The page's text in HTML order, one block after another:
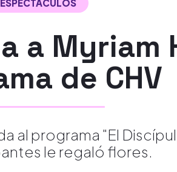
ESPECTÁCULOS
a Myriam
de CHV
al programa "El
le regaló flores.